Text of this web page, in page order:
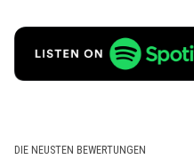
DIE NEUSTEN BEWERTUNGEN